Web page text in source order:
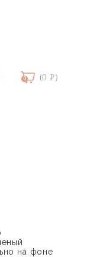
0 (0 ₽)
на фоне